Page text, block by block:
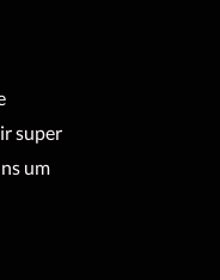
super
um